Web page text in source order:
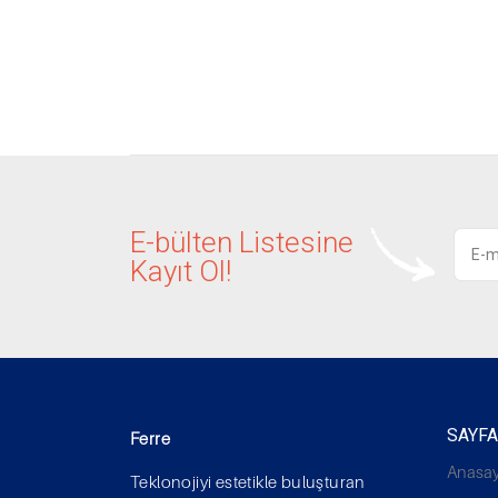
E-bülten Listesine
Kayıt Ol!
Ferre
Teklonojiyi estetikle buluşturan